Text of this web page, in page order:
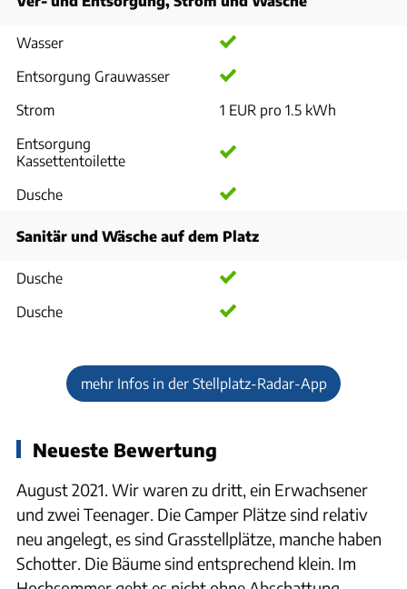
Wasser
Entsorgung Grauwasser
Strom
1 EUR pro 1.5 kWh
Entsorgung
Kassettentoilette
Dusche
Sanitär und Wäsche auf dem Platz
Dusche
Dusche
mehr Infos in der Stellplatz-Radar-App
Neueste Bewertung
August 2021. Wir waren zu dritt, ein Erwachsener
und zwei Teenager. Die Camper Plätze sind relativ
neu angelegt, es sind Grasstellplätze, manche haben
Schotter. Die Bäume sind entsprechend klein. Im